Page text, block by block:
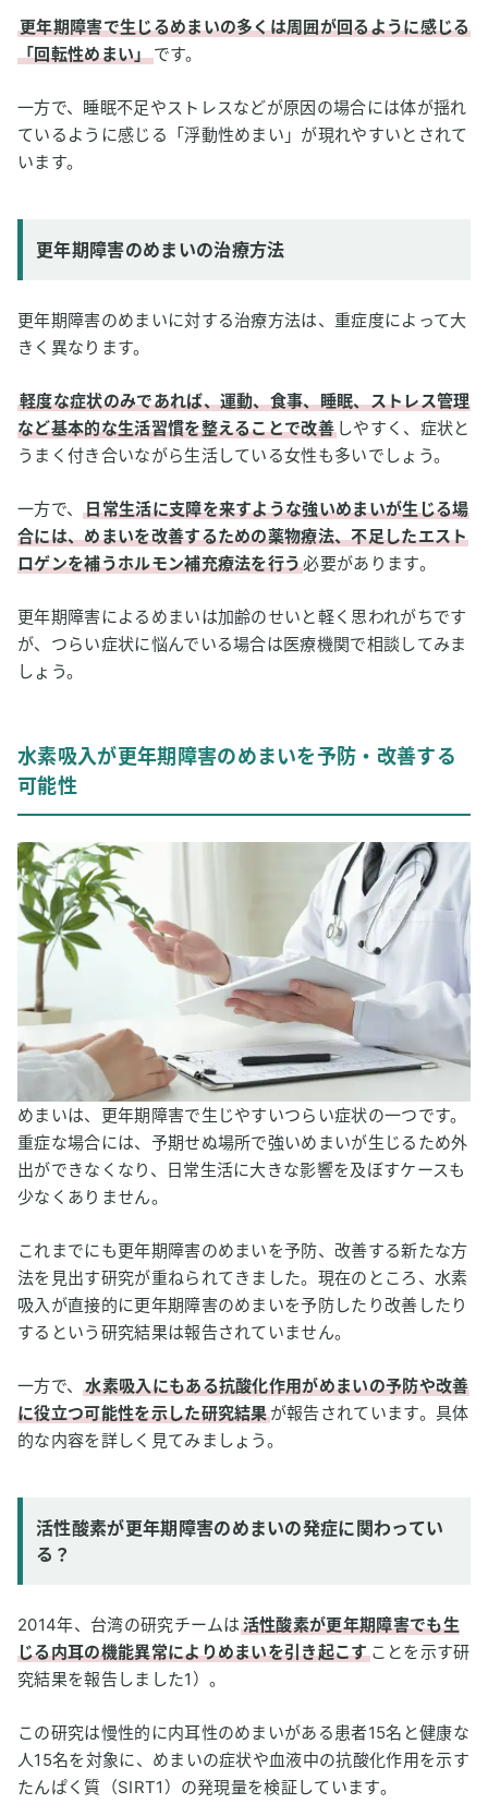
更年期障害で生じるめまいの多くは周囲が回るように感じる
「回転性めまい」です。
一方で、睡眠不足やストレスなどが原因の場合には体が揺れ
ているように感じる「浮動性めまい」が現れやすいとされて
います。
更年期障害のめまいの治療方法
更年期障害のめまいに対する治療方法は、重症度によって大
きく異なります。
軽度な症状のみであれば、運動、食事、睡眠、ストレス管理
など基本的な生活習慣を整えることで改善 しやすく、症状と
うまく付き合いながら生活している女性も多いでしょう。
一方で、日常生活に支障を来すような強いめまいが生じる場
合には、めまいを改善するための薬物療法、不足したエスト
ロゲンを補うホルモン補充療法を行う必要があります。
更年期障害によるめまいは加齢のせいと軽く思われがちです
が、つらい症状に悩んでいる場合は医療機関で相談してみま
しょう。
水素吸入が更年期障害のめまいを予防・改善する
可能性
めまいは、更年期障害で生じやすいつらい症状の一つです。
重症な場合には、予期せぬ場所で強いめまいが生じるため外
出ができなくなり、日常生活に大きな影響を及ぼすケースも
少なくありません。
これまでにも更年期障害のめまいを予防、改善する新たな方
法を見出す研究が重ねられてきました。現在のところ、水素
吸入が直接的に更年期障害のめまいを予防したり改善したり
するという研究結果は報告されていません。
一方で、水素吸入にもある抗酸化作用がめまいの予防や改善
に役立つ可能性を示した研究結果が報告されています。具体
的な内容を詳しく見てみましょう。
活性酸素が更年期障害のめまいの発症に関わってい
る？
2014年、台湾の研究チームは 活性酸素が更年期障害でも生
じる内耳の機能異常によりめまいを引き起こすことを示す研
究結果を報告しました1）。
この研究は慢性的に内耳性のめまいがある患者15名と健康な
人15名を対象に、めまいの症状や血液中の抗酸化作用を示す
たんぱく質（SIRT1）の発現量を検証しています。